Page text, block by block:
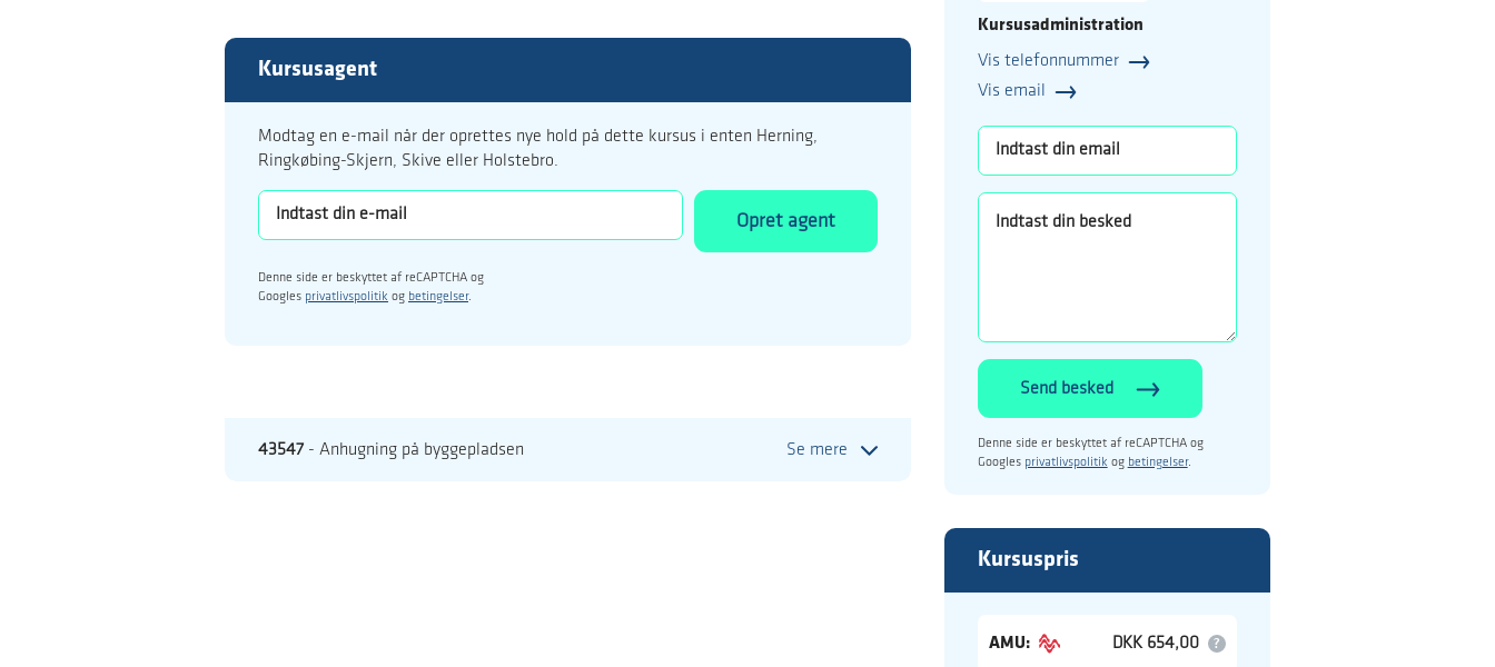
Kursusagent
Modtag en e-mail når der oprettes nye hold på dette kursus i enten Herning,
Ringkøbing-Skjern, Skive eller Holstebro.
Opret agent
Denne side er beskyttet af reCAPTCHA og
Googles privatlivspolitik og betingelser.
43547 - Anhugning på byggepladsen Se mere
Kursusadministration
Vis telefonnummer
Vis email
Send besked
Denne side er beskyttet af reCAPTCHA og
Googles privatlivspolitik og betingelser.
Kursuspris
AMU: DKK 654,00